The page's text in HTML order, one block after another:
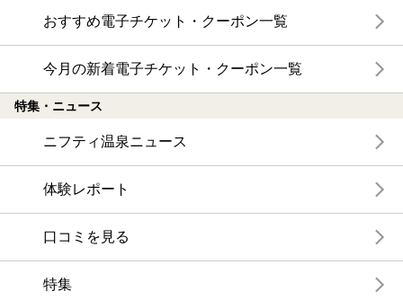
おすすめ電子チケット・クーポン一覧
今月の新着電子チケット・クーポン一覧
特集・ニュース
ニフティ温泉ニュース
体験レポート
口コミを見る
特集